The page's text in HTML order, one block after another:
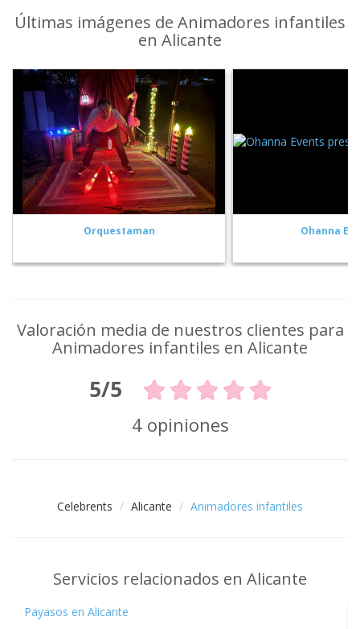
Últimas imágenes de Animadores infantiles
en Alicante
Orquestaman Ohanna
Valoración media de nuestros clientes para
Animadores infantiles en Alicante
5/5
4 opiniones
Celebrents Alicante Animadores infantiles
Servicios relacionados en Alicante
Payasos en Alicante